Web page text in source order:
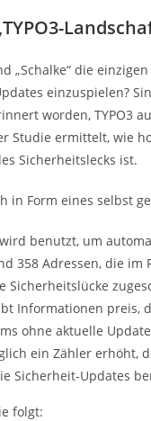
„Schalke“ die
einzuspielen?
worden, TYPO3
Studie ermittelt, wie
Sicherheitslecks ist.
in Form eines selbst
benutzt, um
358 Adressen, die
Sicherheitslücke
Informationen preis,
ohne aktuelle
ein Zähler erhöht,
Sicherheit-Updates
folgt: